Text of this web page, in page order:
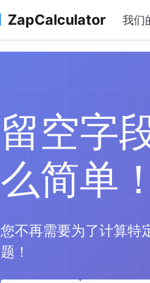
ZapCalculator 我们
留空字
么简单！
您不再需要为了计算特
题！